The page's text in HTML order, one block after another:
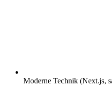
Moderne Technik (Next.js,